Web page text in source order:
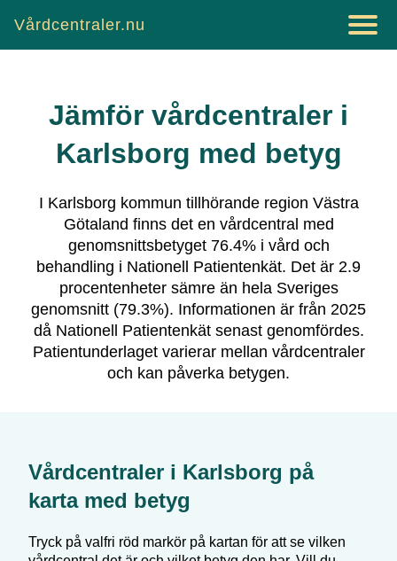
Vårdcentraler.nu
Jämför vårdcentraler i
Karlsborg med betyg
I Karlsborg kommun tillhörande region Västra
Götaland finns det en vårdcentral med
genomsnittsbetyget 76.4% i vård och
behandling i Nationell Patientenkät. Det är 2.9
procentenheter sämre än hela Sveriges
genomsnitt (79.3%). Informationen är från 2025
då Nationell Patientenkät senast genomfördes.
Patientunderlaget varierar mellan vårdcentraler
och kan påverka betygen.
Vårdcentraler i Karlsborg på
karta med betyg
Tryck på valfri röd markör på kartan för att se vilken